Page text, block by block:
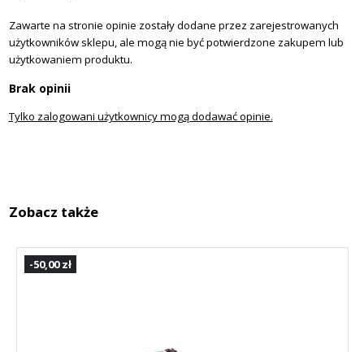
Zawarte na stronie opinie zostały dodane przez zarejestrowanych
użytkowników sklepu, ale mogą nie być potwierdzone zakupem lub
użytkowaniem produktu.
Brak opinii
Tylko zalogowani użytkownicy mogą dodawać opinie.
Zobacz także
-50,00 zł